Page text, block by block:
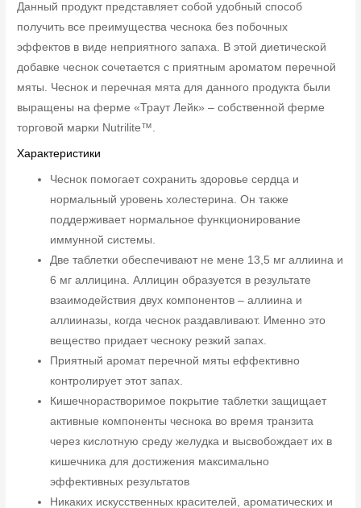
Данный продукт представляет собой удобный способ
получить все преимущества чеснока без побочных
эффектов в виде неприятного запаха. В этой диетической
добавке чеснок сочетается с приятным ароматом перечной
мяты. Чеснок и перечная мята для данного продукта были
выращены на ферме «Траут Лейк» – собственной ферме
торговой марки Nutrilite™.
Характеристики
Чеснок помогает сохранить здоровье сердца и
нормальный уровень холестерина. Он также
поддерживает нормальное функционирование
иммунной системы.
Две таблетки обеспечивают не мене 13,5 мг аллиина и
6 мг аллицина. Аллицин образуется в результате
взаимодействия двух компонентов – аллиина и
аллииназы, когда чеснок раздавливают. Именно это
вещество придает чесноку резкий запах.
Приятный аромат перечной мяты еффективно
контролирует этот запах.
Кишечнорастворимое покрытие таблетки защищает
активные компоненты чеснока во время транзита
через кислотную среду желудка и высвобождает их в
кишечника для достижения максимально
эффективных результатов
Никаких искусственных красителей, ароматических и